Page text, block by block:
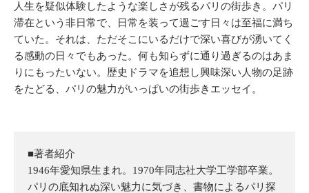
人生を疑似体験したような楽しさが残るパリの街歩き。パリ
滞在という非日常で、日常を装って過ごす日々は至福に満ち
ていた。それは、ただそこにいるだけで深い喜びが湧いてく
る感動の日々でもあった。何も知らずに通り過ぎるのはあま
りにもったいない。歴史ドラマを追想し興味深い人物の足跡
をたどる、パリの魅力がいっぱいの街歩きエッセイ。
■著者紹介
1946年愛知県生まれ。1970年同志社大学工学部卒業。
パリの底知れぬ深い魅力に気づき、書物によるパリ探